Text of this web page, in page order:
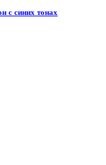
с синих тонах